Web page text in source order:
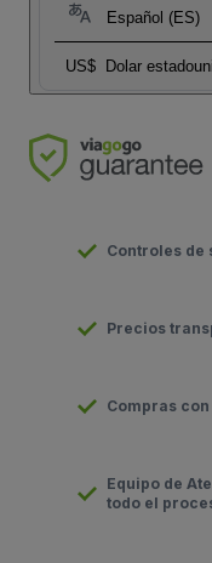
Español (ES)
US$ Dolar
Controles de
Precios
Compras
Equipo de
todo el